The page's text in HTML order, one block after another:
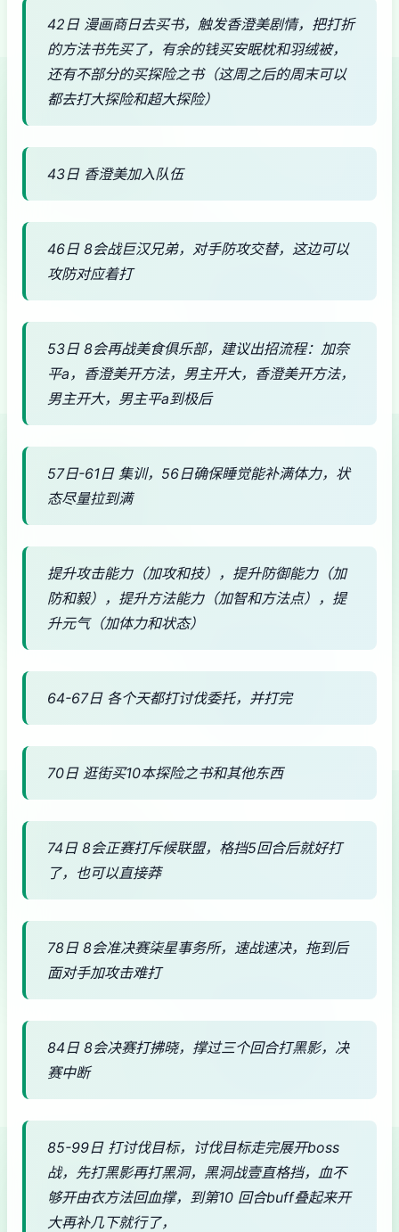
42日 漫画商日去买书，触发香澄美剧情，把打折
的方法书先买了，有余的钱买安眠枕和羽绒被，
还有不部分的买探险之书（这周之后的周末可以
都去打大探险和超大探险）
43日 香澄美加入队伍
46日 8会战巨汉兄弟，对手防攻交替，这边可以
攻防对应着打
53日 8会再战美食俱乐部，建议出招流程：加奈
平a，香澄美开方法，男主开大，香澄美开方法，
男主开大，男主平a到极后
57日-61日 集训，56日确保睡觉能补满体力，状
态尽量拉到满
提升攻击能力（加攻和技），提升防御能力（加
防和毅），提升方法能力（加智和方法点），提
升元气（加体力和状态）
64-67日 各个天都打讨伐委托，并打完
70日 逛街买10本探险之书和其他东西
74日 8会正赛打斥候联盟，格挡5回合后就好打
了，也可以直接莽
78日 8会准决赛柒星事务所，速战速决，拖到后
面对手加攻击难打
84日 8会决赛打拂晓，撑过三个回合打黑影，决
赛中断
85-99日 打讨伐目标，讨伐目标走完展开boss
战，先打黑影再打黑洞，黑洞战壹直格挡，血不
够开由衣方法回血撑，到第10 回合buff叠起来开
大再补几下就行了，